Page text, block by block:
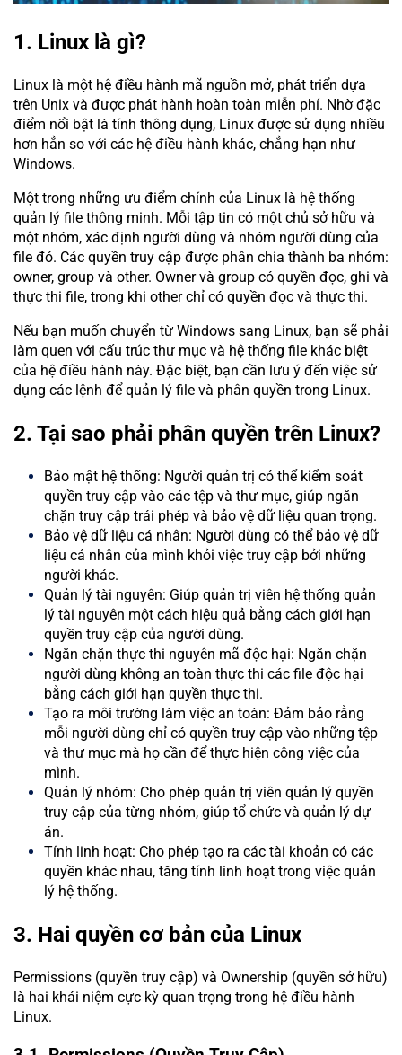
1. Linux là gì?
Linux là một hệ điều hành mã nguồn mở, phát triển dựa
trên Unix và được phát hành hoàn toàn miễn phí. Nhờ đặc
điểm nổi bật là tính thông dụng, Linux được sử dụng nhiều
hơn hẳn so với các hệ điều hành khác, chẳng hạn như
Windows.
Một trong những ưu điểm chính của Linux là hệ thống
quản lý file thông minh. Mỗi tập tin có một chủ sở hữu và
một nhóm, xác định người dùng và nhóm người dùng của
file đó. Các quyền truy cập được phân chia thành ba nhóm:
owner, group và other. Owner và group có quyền đọc, ghi và
thực thi file, trong khi other chỉ có quyền đọc và thực thi.
Nếu bạn muốn chuyển từ Windows sang Linux, bạn sẽ phải
làm quen với cấu trúc thư mục và hệ thống file khác biệt
của hệ điều hành này. Đặc biệt, bạn cần lưu ý đến việc sử
dụng các lệnh để quản lý file và phân quyền trong Linux.
2. Tại sao phải phân quyền trên Linux?
Bảo mật hệ thống: Người quản trị có thể kiểm soát
quyền truy cập vào các tệp và thư mục, giúp ngăn
chặn truy cập trái phép và bảo vệ dữ liệu quan trọng.
Bảo vệ dữ liệu cá nhân: Người dùng có thể bảo vệ dữ
liệu cá nhân của mình khỏi việc truy cập bởi những
người khác.
Quản lý tài nguyên: Giúp quản trị viên hệ thống quản
lý tài nguyên một cách hiệu quả bằng cách giới hạn
quyền truy cập của người dùng.
Ngăn chặn thực thi nguyên mã độc hại: Ngăn chặn
người dùng không an toàn thực thi các file độc hại
bằng cách giới hạn quyền thực thi.
Tạo ra môi trường làm việc an toàn: Đảm bảo rằng
mỗi người dùng chỉ có quyền truy cập vào những tệp
và thư mục mà họ cần để thực hiện công việc của
mình.
Quản lý nhóm: Cho phép quản trị viên quản lý quyền
truy cập của từng nhóm, giúp tổ chức và quản lý dự
án.
Tính linh hoạt: Cho phép tạo ra các tài khoản có các
quyền khác nhau, tăng tính linh hoạt trong việc quản
lý hệ thống.
3. Hai quyền cơ bản của Linux
Permissions (quyền truy cập) và Ownership (quyền sở hữu)
là hai khái niệm cực kỳ quan trọng trong hệ điều hành
Linux.